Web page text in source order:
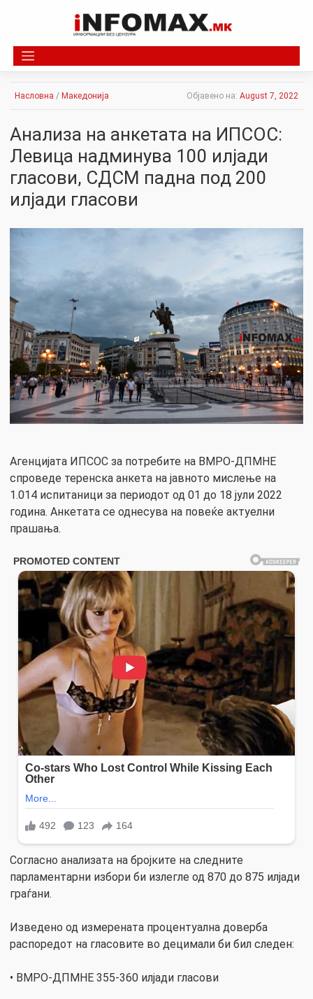
Насловна / Македонија Објавено на: August 7, 2022
Анализа на анкетата на ИПСОС:
Левица надминува 100 илјади
гласови, СДСМ падна под 200
илјади гласови
Агенцијата ИПСОС за потребите на ВМРО-ДПМНЕ
спроведе теренска анкета на јавното мислење на
1.014 испитаници за периодот од 01 до 18 јули 2022
година. Анкетата се однесува на повеќе актуелни
прашања.
Согласно анализата на бројките на следните
парламентарни избори би излегле од 870 до 875 илјади
граѓани.
Изведено од измерената процентуална доверба
распоредот на гласовите во децимали би бил следен:
• ВМРО-ДПМНЕ 355-360 илјади гласови